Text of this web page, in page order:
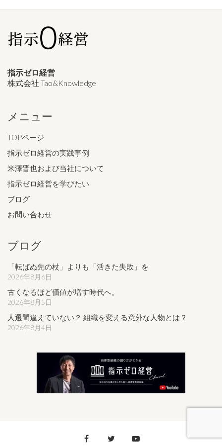
指示ゼロ経営
株式会社 Tao&Knowledge
メニュー
TOPページ
指示ゼロ経営の実践事例
米澤晋也および当社について
指示ゼロ経営を学びたい
ブログ
お問い合わせ
ブログ
「転ばぬ先の杖」よりも「活きた失敗」を
2026年8月6日
古くなるほど価値が増す時代へ。
2026年8月5日
人選間違えていない？ 組織を変える意外な人物とは？
2026年8月4日